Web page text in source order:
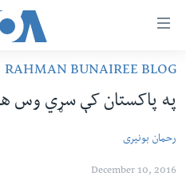
لاس
لینک
وړاندې
جُزیاتو
د سېمې خبرونه
پښتونخوا
بلوچستان
پاکستان
ټاکنې
RAHMAN BUNAIREE BLOG
په پاکستان کې سړي وس
رحمان بونیری
December 10, 2016